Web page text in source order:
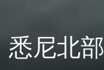
悉尼北部